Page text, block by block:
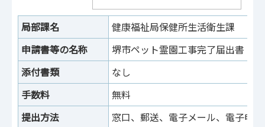
局部課名
健康福祉局保健所生活衛生課
申請書等の名称
堺市ペット霊園工事完了届出書（
添付書類
なし
手数料
無料
提出方法
窓⼝、郵送、電⼦メール、電⼦申請